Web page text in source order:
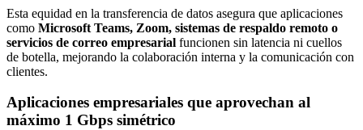
Esta equidad en la transferencia de datos asegura que aplicaciones
como Microsoft Teams, Zoom, sistemas de respaldo remoto o
servicios de correo empresarial funcionen sin latencia ni cuellos
de botella, mejorando la colaboración interna y la comunicación con
clientes.
Aplicaciones empresariales que aprovechan al
máximo 1 Gbps simétrico